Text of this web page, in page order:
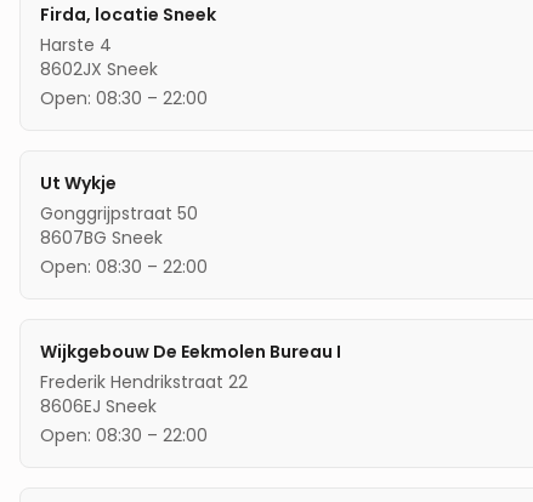
Firda, locatie Sneek
Harste 4
8602JX Sneek
Open: 08:30 – 22:00
Ut Wykje
Gonggrijpstraat 50
8607BG Sneek
Open: 08:30 – 22:00
Wijkgebouw De Eekmolen Bureau I
Frederik Hendrikstraat 22
8606EJ Sneek
Open: 08:30 – 22:00